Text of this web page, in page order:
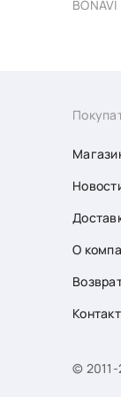
BONAVI
О
© 2011-